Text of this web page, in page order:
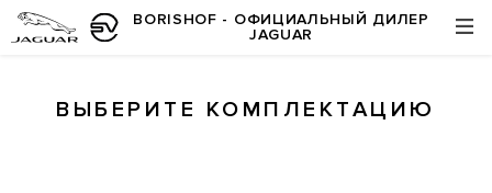
BORISHOF - ОФИЦИАЛЬНЫЙ ДИЛЕР
JAGUAR
ВЫБЕРИТЕ КОМПЛЕКТАЦИЮ